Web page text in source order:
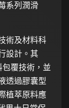
系列潤滑
術及材料科
設計。其
覆技術，並
透過膠囊型
植萃原料應